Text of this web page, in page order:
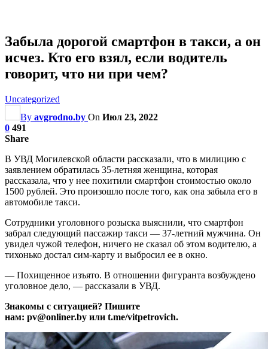
Забыла дорогой смартфон в такси, а он
исчез. Кто его взял, если водитель
говорит, что ни при чем?
Uncategorized
By avgrodno.by On Июл 23, 2022
0 491
Share
В УВД Могилевской области рассказали, что в милицию с
заявлением обратилась 35-летняя женщина, которая
рассказала, что у нее похитили смартфон стоимостью около
1500 рублей. Это произошло после того, как она забыла его в
автомобиле такси.
Сотрудники уголовного розыска выяснили, что смартфон
забрал следующий пассажир такси — 37-летний мужчина. Он
увидел чужой телефон, ничего не сказал об этом водителю, а
тихонько достал сим-карту и выбросил ее в окно.
— Похищенное изъято. В отношении фигуранта возбуждено
уголовное дело, — рассказали в УВД.
Знакомы с ситуацией? Пишите
нам: pv@onliner.by или t.me/vitpetrovich.